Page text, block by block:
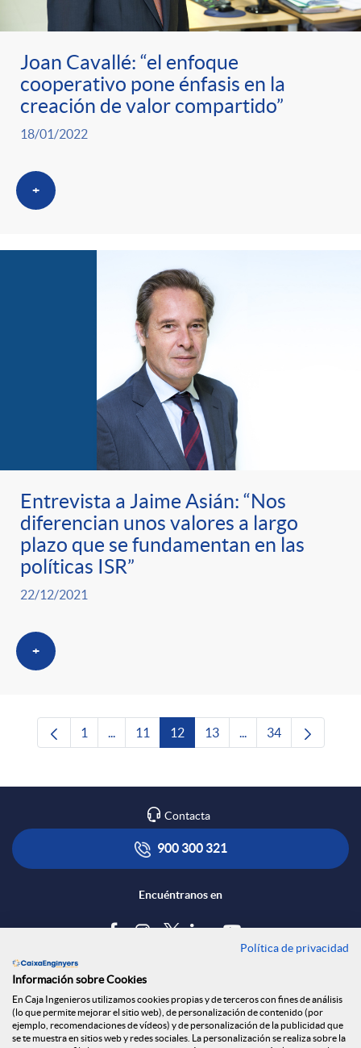
Joan Cavallé: “el enfoque
cooperativo pone énfasis en la
creación de valor compartido”
18/01/2022
+
Entrevista a Jaime Asián: “Nos
diferencian unos valores a largo
plazo que se fundamentan en las
políticas ISR”
22/12/2021
+
Página
1 ...Páginas intermedias Use TAB para
Página
11 Página
12 Página
13 ...Páginas intermedias
Página
34
Contacta
900 300 321
Encuéntranos en
Tablón de anuncios
Política de cookies
Aviso legal
Política de privacidad
Información sobre Cookies
En Caja Ingenieros utilizamos cookies propias y de terceros con fines de análisis
(lo que permite mejorar el sitio web), de personalización de contenido (por
ejemplo, recomendaciones de vídeos) y de personalización de la publicidad que
se te muestra en sitios web y redes sociales. La personalización se realiza sobre la